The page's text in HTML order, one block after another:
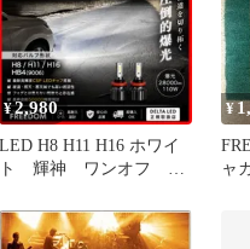
¥2,980
LED H8 H11 H16 ホワイ
ト 輝神 ワンオフ 明
¥
ャ